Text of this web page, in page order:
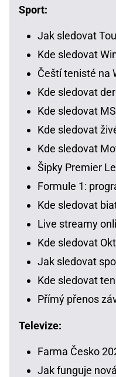
Sport:
Jak sledovat
Kde sledovat
Čeští tenisté na
Kde sledovat
Kde sledovat
Kde sledovat
Kde sledovat
Šipky Premier
Formule 1:
Kde sledovat
Live streamy
Kde sledovat
Jak sledovat
Kde sledovat
Přímý přenos
Televize:
Farma Česko
Jak funguje